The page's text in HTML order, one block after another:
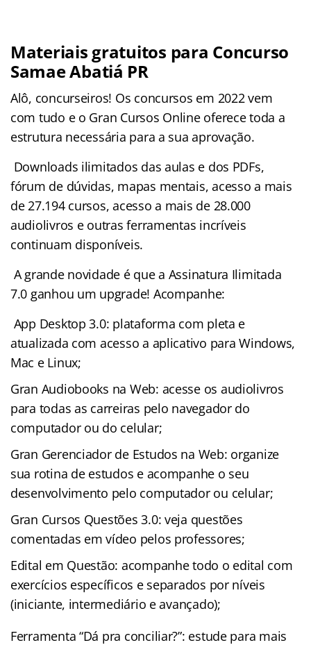
Materiais gratuitos para Concurso
Samae Abatiá PR
Alô, concurseiros! Os concursos em 2022 vem
com tudo e o Gran Cursos Online oferece toda a
estrutura necessária para a sua aprovação.
Downloads ilimitados das aulas e dos PDFs,
fórum de dúvidas, mapas mentais, acesso a mais
de 27.194 cursos, acesso a mais de 28.000
audiolivros e outras ferramentas incríveis
continuam disponíveis.
A grande novidade é que a Assinatura Ilimitada
7.0 ganhou um upgrade! Acompanhe:
App Desktop 3.0: plataforma com pleta e
atualizada com acesso a aplicativo para Windows,
Mac e Linux;
Gran Audiobooks na Web: acesse os audiolivros
para todas as carreiras pelo navegador do
computador ou do celular;
Gran Gerenciador de Estudos na Web: organize
sua rotina de estudos e acompanhe o seu
desenvolvimento pelo computador ou celular;
Gran Cursos Questões 3.0: veja questões
comentadas em vídeo pelos professores;
Edital em Questão: acompanhe todo o edital com
exercícios específicos e separados por níveis
(iniciante, intermediário e avançado);
Ferramenta “Dá pra conciliar?”: estude para mais